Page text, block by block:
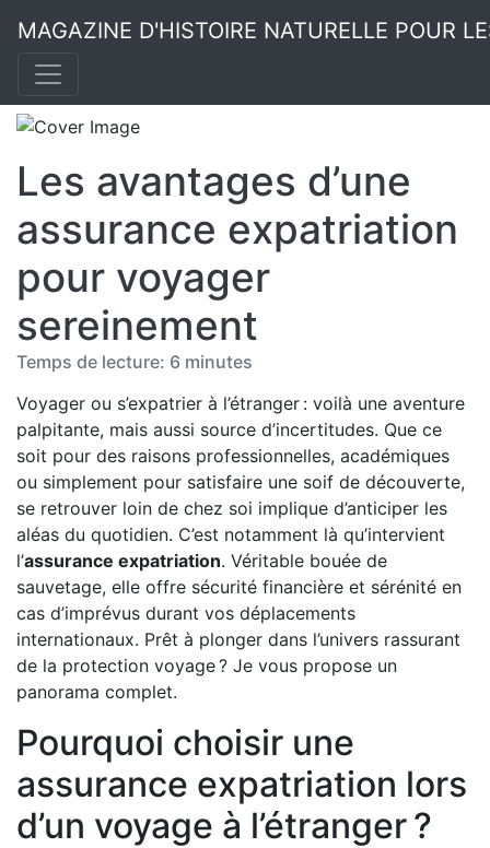
MAGAZINE D'HISTOIRE NATURELLE POUR
Les avantages d’une
assurance expatriation
pour voyager
sereinement
Temps de lecture: 6 minutes
Voyager ou s’expatrier à l’étranger : voilà une aventure
palpitante, mais aussi source d’incertitudes. Que ce
soit pour des raisons professionnelles, académiques
ou simplement pour satisfaire une soif de découverte,
se retrouver loin de chez soi implique d’anticiper les
aléas du quotidien. C’est notamment là qu’intervient
l’assurance expatriation. Véritable bouée de
sauvetage, elle offre sécurité financière et sérénité en
cas d’imprévus durant vos déplacements
internationaux. Prêt à plonger dans l’univers rassurant
de la protection voyage ? Je vous propose un
panorama complet.
Pourquoi choisir une
assurance expatriation lors
d’un voyage à l’étranger ?